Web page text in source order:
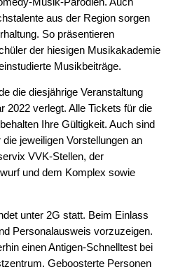
aus der Region sorgen
So präsentieren
der hiesigen Musikakademie
Musikbeiträge.
die diesjährige Veranstaltung
2022 verlegt. Alle Tickets für die
Ihre Gültigkeit. Auch sind
jeweiligen Vorstellungen an
VVK-Stellen, der
und dem Komplex sowie
unter 2G statt. Beim Einlass
Personalausweis vorzuzeigen.
einen Antigen-Schnelltest bei
Geboosterte Personen